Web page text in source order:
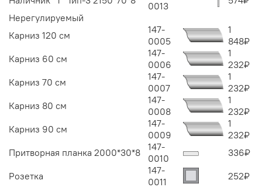
0013
Нерегулируемый
Карниз 120 см
147-
0005
1
848₽
Карниз 60 см
147-
0006
1
232₽
Карниз 70 см
147-
0007
1
232₽
Карниз 80 см
147-
0008
1
232₽
Карниз 90 см
147-
0009
1
232₽
Притворная планка 2000*30*8
147-
0010
336₽
Розетка
147-
0011
252₽